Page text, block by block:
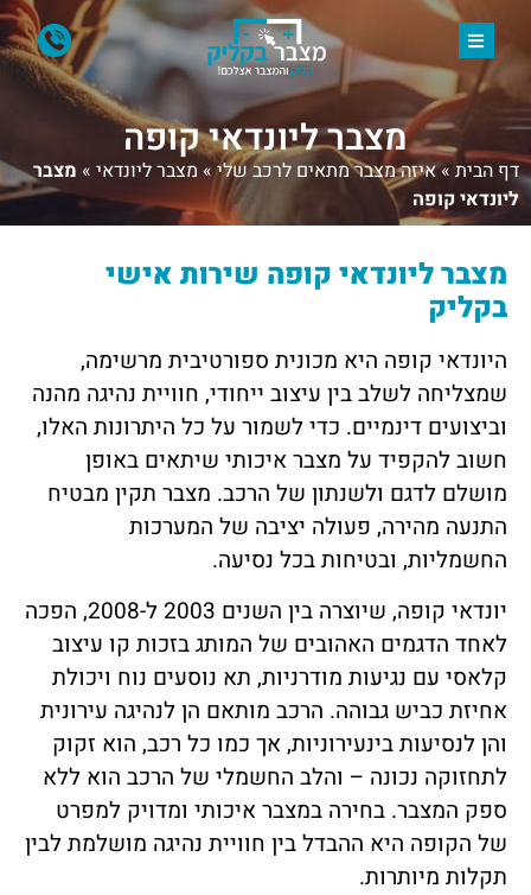
מצבר ליונדאי קופה
דף הבית»איזה מצבר מתאים לרכב שלי» מצבר ליונדאי » מצבר
ליונדאי קופה
מצבר ליונדאי קופה שירות אישי
בקליק
היונדאי קופה היא מכונית ספורטיבית מרשימה,
שמצליחה לשלב בין עיצוב ייחודי, חוויית נהיגה מהנה
וביצועים דינמיים. כדי לשמור על כל היתרונות האלו,
חשוב להקפיד על מצבר איכותי שיתאים באופן
מושלם לדגם ולשנתון של הרכב. מצבר תקין מבטיח
התנעה מהירה, פעולה יציבה של המערכות
החשמליות, ובטיחות בכל נסיעה.
יונדאי קופה, שיוצרה בין השנים 2003 ל-2008, הפכה
לאחד הדגמים האהובים של המותג בזכות קו עיצוב
קלאסי עם נגיעות מודרניות, תא נוסעים נוח ויכולת
אחיזת כביש גבוהה. הרכב מותאם הן לנהיגה עירונית
והן לנסיעות בינעירוניות, אך כמו כל רכב, הוא זקוק
לתחזוקה נכונה – והלב החשמלי של הרכב הוא ללא
ספק המצבר. בחירה במצבר איכותי ומדויק למפרט
של הקופה היא ההבדל בין חוויית נהיגה מושלמת לבין
תקלות מיותרות.